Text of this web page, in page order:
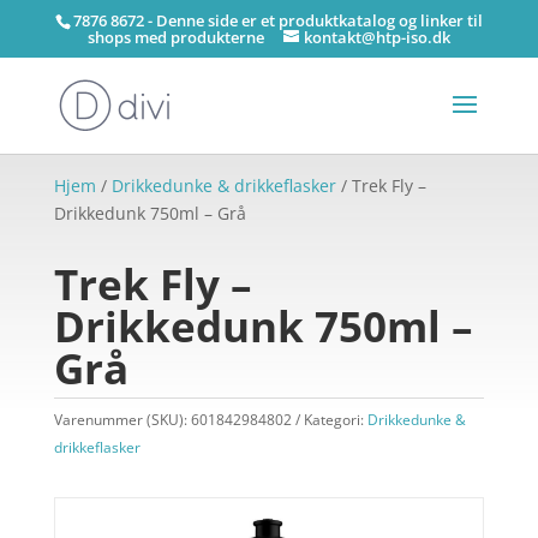
7876 8672 - Denne side er et produktkatalog og linker til
shops med produkterne kontakt@htp-iso.dk
Hjem / Drikkedunke & drikkeflasker/ Trek Fly –
Drikkedunk 750ml – Grå
Trek Fly –
Drikkedunk 750ml –
Grå
Varenummer (SKU):601842984802 Kategori: Drikkedunke &
drikkeflasker